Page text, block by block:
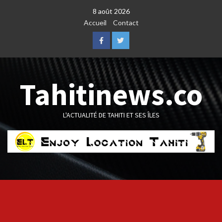
8 août 2026
Accueil
Contact
FacebookTwitter
Tahitinews.co
L'ACTUALITÉ DE TAHITI ET SES ÎLES